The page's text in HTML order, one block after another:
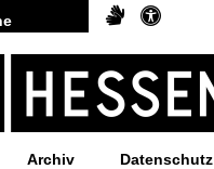
Archiv Datenschutz